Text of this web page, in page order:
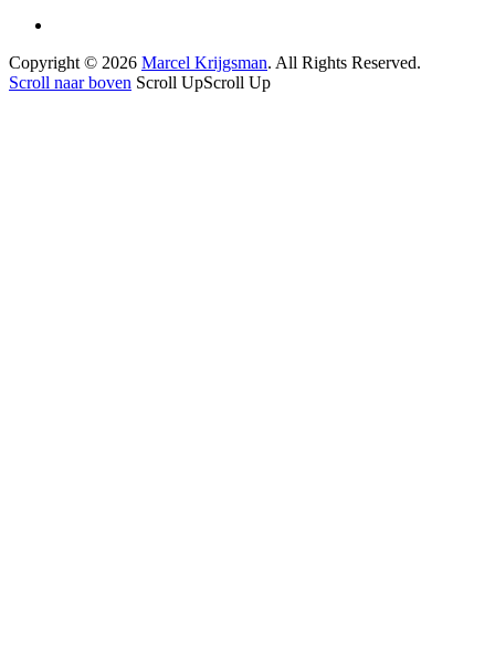
Copyright © 2026 Marcel Krijgsman. All Rights Reserved.
Scroll naar boven Scroll UpScroll Up